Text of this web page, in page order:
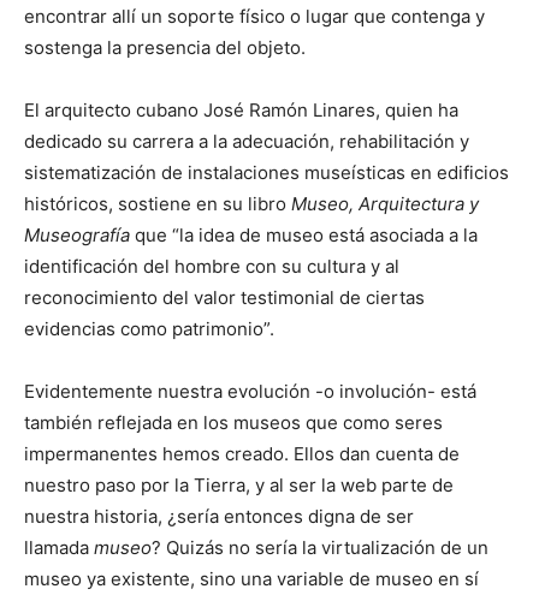
encontrar allí un soporte físico o lugar que contenga y
sostenga la presencia del objeto.
El arquitecto cubano José Ramón Linares, quien ha
dedicado su carrera a la adecuación, rehabilitación y
sistematización de instalaciones museísticas en edificios
históricos, sostiene en su libro Museo, Arquitectura y
Museografía que “la idea de museo está asociada a la
identificación del hombre con su cultura y al
reconocimiento del valor testimonial de ciertas
evidencias como patrimonio”.
Evidentemente nuestra evolución -o involución- está
también reflejada en los museos que como seres
impermanentes hemos creado. Ellos dan cuenta de
nuestro paso por la Tierra, y al ser la web parte de
nuestra historia, ¿sería entonces digna de ser
llamada museo? Quizás no sería la virtualización de un
museo ya existente, sino una variable de museo en sí